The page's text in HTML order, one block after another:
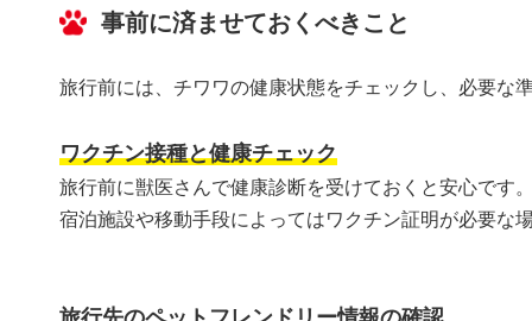
事前に済ませておくべきこと
旅行前には、チワワの健康状態をチェックし、必要な
ワクチン接種と健康チェック
旅行前に獣医さんで健康診断を受けておくと安心です
宿泊施設や移動手段によってはワクチン証明が必要な